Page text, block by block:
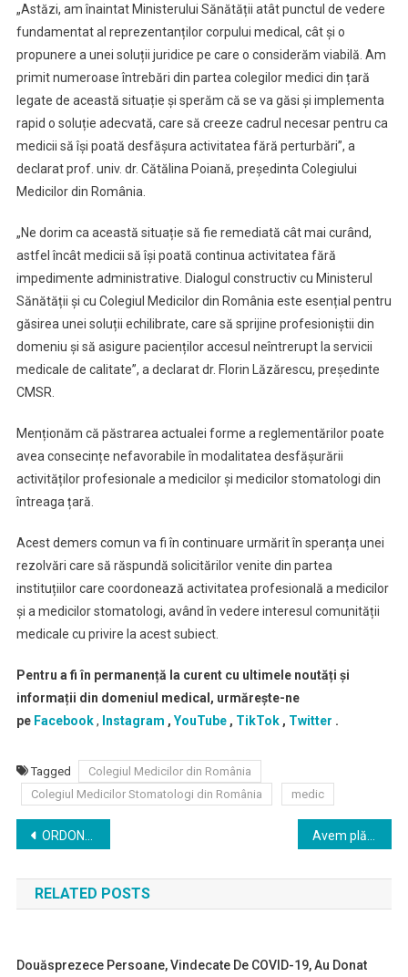
„Astăzi, am înaintat Ministerului Sănătății atât punctul de vedere
fundamentat al reprezentanților corpului medical, cât și o
propunere a unei soluții juridice pe care o considerăm viabilă. Am
primit numeroase întrebări din partea colegilor medici din țară
legate de această situație și sperăm că se va găsi și implementa
rapid o soluție adecvată, care să creeze cadrul necesar pentru ca
medicii să își poată desfășura activitatea fără perturbări”, a
declarat prof. univ. dr. Cătălina Poiană, președinta Colegiului
Medicilor din România.
„Ne dorim ca această situație să fie remediată cât mai curând,
astfel încât medicii să își poată continua activitatea fără
impedimente administrative. Dialogul constructiv cu Ministerul
Sănătății și cu Colegiul Medicilor din România este esențial pentru
găsirea unei soluții echilibrate, care să sprijine profesioniștii din
domeniu și să asigure pacienților accesul neîntrerupt la servicii
medicale de calitate”, a declarat dr. Florin Lăzărescu, președinte
CMSR.
Menționăm că păstrarea actualei forme a reglementărilor poate
avea consecințe nefavorabile în modalitatea desfășurării
activităților profesionale a medicilor și medicilor stomatologi din
întreaga țară.
Acest demers comun va fi în continuare urmărit în speranța unei
rezolvări care să răspundă solicitărilor venite din partea
instituțiilor care coordonează activitatea profesională a medicilor
și a medicilor stomatologi, având în vedere interesul comunității
medicale cu privire la acest subiect.
Pentru a fi în permanență la curent cu ultimele noutăți și
informații din domeniul medical, urmărește-ne
pe Facebook, Instagram , YouTube, TikTok, Twitter .
Tagged
Colegiul Medicilor din România
Colegiul Medicilor Stomatologi din România
medic
Navigare
în
articole
ORDONANȚĂ nr. 9 din 31 ianuarie 2025 pentru modificarea Ordonanței Guvernului nr. 124/1998 privind organizarea și funcționarea cabinetelor medicale
RELATED POSTS
Douăsprezece Persoane, Vindecate De COVID-19, Au Donat